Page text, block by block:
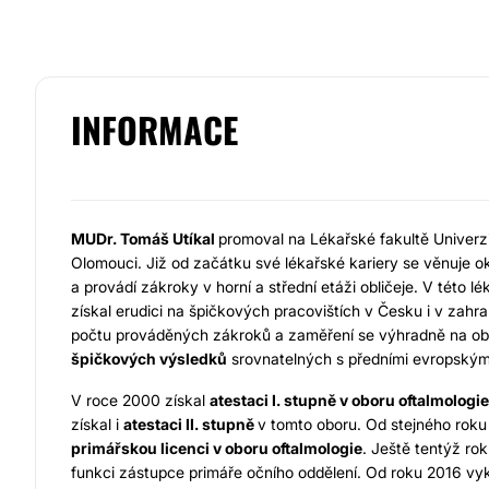
INFORMACE
MUDr. Tomáš Utíkal promoval na Lékařské fakultě
Olomouci. Již od začátku své lékařské kariery se věnuje
a provádí zákroky v horní a střední etáži obličeje. V této
získal erudici na špičkových pracovištích v Česku i v
počtu prováděných zákroků a zaměření se výhradně na
špičkových výsledků srovnatelných s předními
V roce 2000 získal atestaci I. stupně v oboru oftalmologie
získal i atestaci II. stupněv tomto oboru. Od stejného
primářskou licenci v oboru oftalmologie. Ještě tentýž
funkci zástupce primáře očního oddělení. Od roku 2016